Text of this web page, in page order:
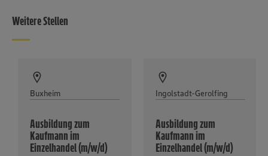
Weitere Stellen
Buxheim
Ausbildung zum
Kaufmann im
Einzelhandel (m/w/d)
Ingolstadt-Gerolfing
Ausbildung zum
Kaufmann im
Einzelhandel (m/w/d)